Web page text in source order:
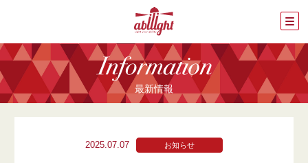
最新情報
2025.07.07 お知らせ